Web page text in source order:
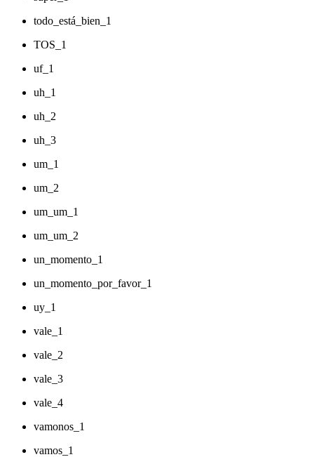
todo_está_bien_1
TOS_1
uf_1
uh_1
uh_2
uh_3
um_1
um_2
um_um_1
um_um_2
un_momento_1
un_momento_por_favor_1
uy_1
vale_1
vale_2
vale_3
vale_4
vamonos_1
vamos_1